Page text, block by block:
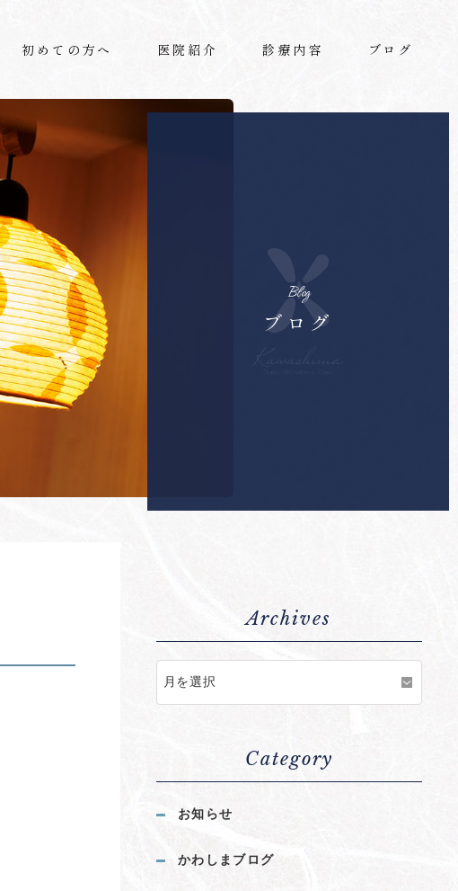
初めての方へ 医院紹介 診療内容 ブログ
Blog
ブログ
Archives
Category
お知らせ
かわしまブログ